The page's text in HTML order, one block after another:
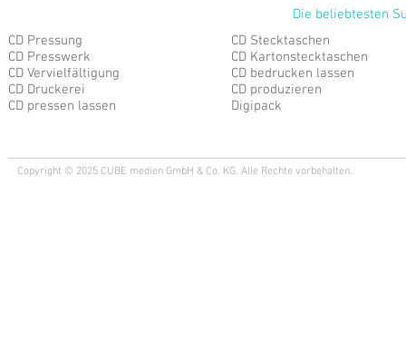
Die beliebtesten
CD Pressung
CD Presswerk
CD Vervielfältigung
CD Druckerei
CD pressen lassen
CD Stecktaschen
CD Kartonstecktaschen
CD bedrucken lassen
CD produzieren
Digipack
Copyright © 2025 CUBE medien GmbH & Co. KG. Alle Rechte vorbehalten.